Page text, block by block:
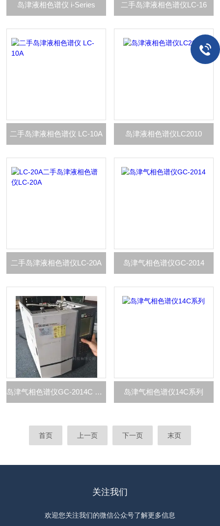
岛津液相色谱仪 i-Series 二手岛津液相色谱仪LC-16
二手岛津液相色谱仪 LC-10A 岛津液相色谱仪LC2010
二手岛津液相色谱仪LC-20A 岛津气相色谱仪GC-2014
岛津气相色谱仪GC-2014C P主机 岛津气相色谱仪14C系列
首页 上一页 下一页 末页
关注我们
欢迎您关注我们的微信公众号了解更多信息